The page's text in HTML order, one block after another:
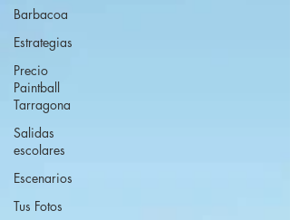
Barbacoa
Estrategias
Precio
Paintball
Tarragona
Salidas
escolares
Escenarios
Tus Fotos